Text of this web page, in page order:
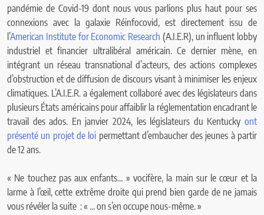
pandémie de Covid-19 dont nous vous parlions plus haut pour ses
connexions avec la galaxie Réinfocovid, est directement issu de
l’American Institute for Economic Research (A.I.E.R), un influent lobby
industriel et financier ultralibéral américain. Ce dernier mène, en
intégrant un réseau transnational d’acteurs, des actions complexes
d’obstruction et de diffusion de discours visant à minimiser les enjeux
climatiques. L’A.I.E.R. a également collaboré avec des législateurs dans
plusieurs États américains pour affaiblir la réglementation encadrant le
travail des ados. En janvier 2024, les législateurs du Kentucky ont
présenté un projet de loi permettant d’embaucher des jeunes à partir
de 12 ans.
« Ne touchez pas aux enfants… » vocifère, la main sur le cœur et la
larme à l’œil, cette extrême droite qui prend bien garde de ne jamais
vous révéler la suite : « … on s’en occupe nous-même. »